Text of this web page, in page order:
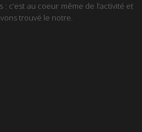
: c’est au coeur même de l’activité et
trouvé le notre.